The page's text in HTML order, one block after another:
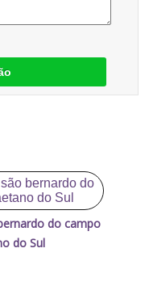
do campo
do Sul